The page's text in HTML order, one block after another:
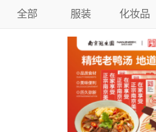
全部 服装 化妆品